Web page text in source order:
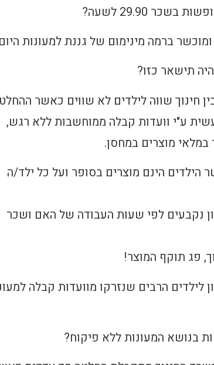
29.90 לשעה?
ברמה מינימום של גננת למעונות
תישאר כזו?
חינוך שווה לילדים לא שווים כאשר
ע"י וועדות קבלה ממוחשבות ללא רגש,
מוצרים במחסן.
הילדים הינם מוצרים בסופר ועל כל ילד/ה
נקבעים לפי שעות העבודה של האם ושכר
פג תוקף המוצר!
הרבים שנזרקו מוועדות קבלה
בנושא המעונות ללא פיקוח?